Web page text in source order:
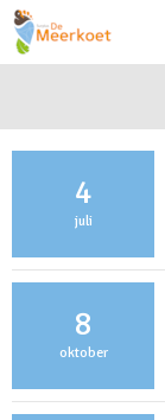
Home4
juli
8
oktober